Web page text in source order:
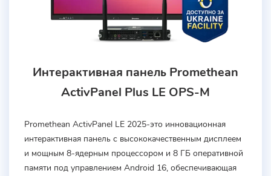
Интерактивная панель Promethean
ActivPanel Plus LE OPS-M
Promethean ActivPanel LE 2025-это инновационная
интерактивная панель с высококачественным дисплеем
и мощным 8-ядерным процессором и 8 ГБ оперативной
памяти под управлением Android 16, обеспечивающая